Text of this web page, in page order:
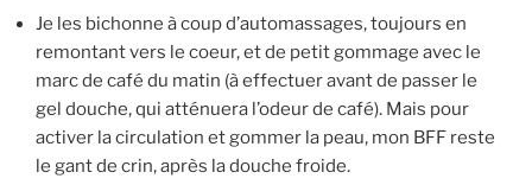
Je les bichonne à coup d’automassages, toujours en
remontant vers le coeur, et de petit gommage avec le
marc de café du matin (à effectuer avant de passer le
gel douche, qui atténuera l’odeur de café). Mais pour
activer la circulation et gommer la peau, mon BFF reste
le gant de crin, après la douche froide.